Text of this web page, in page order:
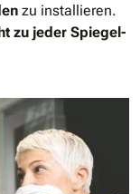
zu installieren.
zu jeder Spiegel-